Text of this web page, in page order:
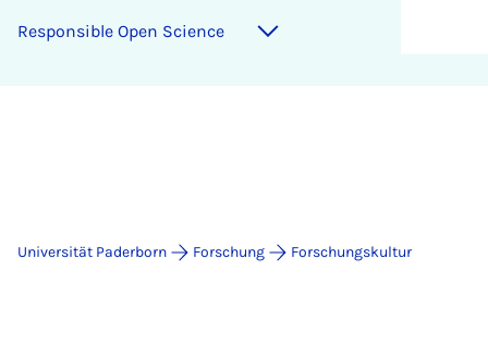
Re­spon­si­ble Open Sci­ence
Universität Paderborn Forschung Forschungskultur